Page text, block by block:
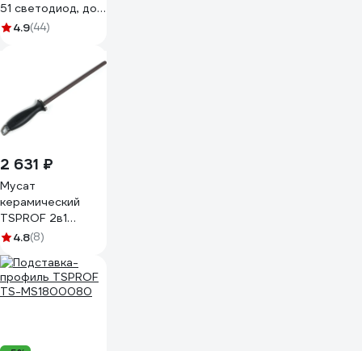
51 светодиод, до
6 часов работы,
4.9(44)
2 631 ₽
Мусат
керамический
TSPROF 2в1
(2000/3000
MS2401540
4.8(8)